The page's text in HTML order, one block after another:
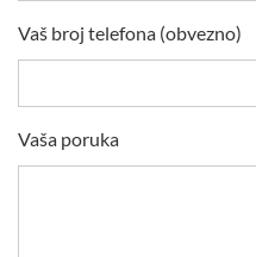
Vaš broj telefona (obvezno)
Vaša poruka